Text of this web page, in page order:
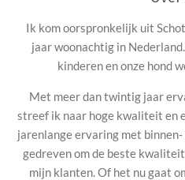
Ik kom oorspronkelijk uit
jaar woonachtig in
kinderen en onze hond
Met meer dan twintig jaar
streef ik naar hoge kwaliteit en
jarenlange ervaring met
gedreven om de beste
mijn klanten. Of het nu gaat